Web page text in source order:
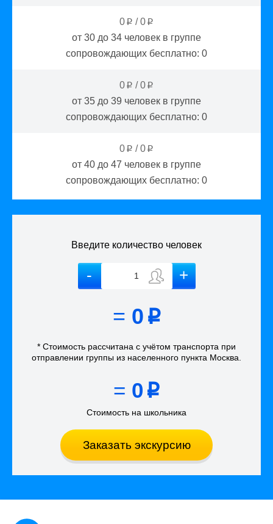
0 p /0 p
от 30 до 34 человек в группе
сопровождающих бесплатно: 0
0 p /0 p
от 35 до 39 человек в группе
сопровождающих бесплатно: 0
0 p /0 p
от 40 до 47 человек в группе
сопровождающих бесплатно: 0
Введите количество человек
= 0 p
* Стоимость рассчитана с учётом транспорта при
отправлении группы из населенного пункта Москва
= 0 p
Стоимость на школьника
Заказать экскурсию